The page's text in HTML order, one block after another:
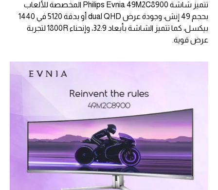
تتميز شاشة Philips Evnia 49M2C8900 المخصصة للألعاب
بحجم 49 إنش، وجودة عرض dual QHD أو بدقة 5120 في 1440
بيكسل، كما تتميز الشاشة بأبعاد 32:9، وإنحناء 1800R لتجربة
عرض قوية.